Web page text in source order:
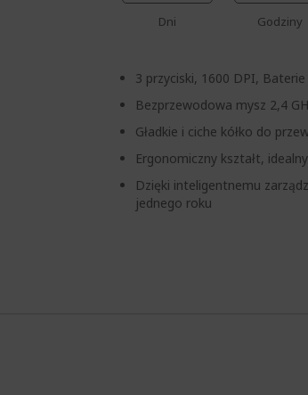
Dni Godziny
3 przyciski, 1600 DPI, Baterie
Bezprzewodowa mysz 2,4
Gładkie i ciche kółko do
Ergonomiczny kształt,
Dzięki inteligentnemu
jednego roku